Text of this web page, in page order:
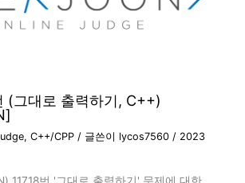
(그대로 출력하기, C++)
, C++/CPP/ 글쓴이 lycos7560 / 2023
11718번 '그대로 출력하기' 문제에 대한